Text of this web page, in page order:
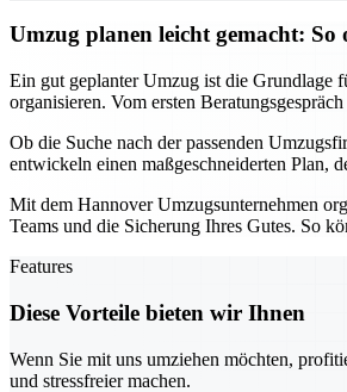
Umzug planen leicht gemacht:
Ein gut geplanter Umzug ist die Grundlage
organisieren. Vom ersten
Ob die Suche nach der passenden
entwickeln einen maßgeschneiderten Plan,
Mit dem Hannover Umzugsunternehmen
Teams und die Sicherung Ihres Gutes. So
Features
Diese Vorteile bieten wir Ihnen
Wenn Sie mit uns umziehen möchten,
und stressfreier machen.